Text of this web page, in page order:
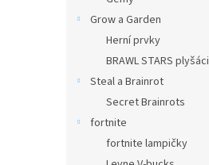
Grow a Garden
Herní prvky
BRAWL STARS plyšáci
Steal a Brainrot
Secret Brainrots
fortnite
fortnite lampičky